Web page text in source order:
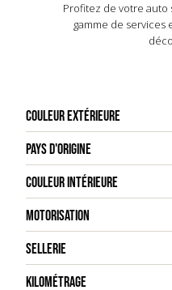
COULEUR EXTÉRIEURE
PAYS D'ORIGINE
COULEUR INTÉRIEURE
MOTORISATION
SELLERIE
KILOMÉTRAGE
Profitez de votre auto
gamme de services